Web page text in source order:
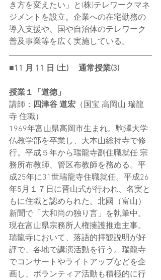
き方を変えたい」と(株)テレワークマネ
ジメントを設立。企業への在宅勤務の
導入支援や、国や自治体のテレワーク
普及事業等を広く実施している。
■11 ⽉ 11 ⽇ (⼟) 　通常授業(3)
授業１「道徳」
講師： 四津谷 道宏 （国宝 高岡山 瑞龍
寺 住職）
1969年富山県高岡市生まれ。駒澤大学
仏教学部を卒業し、大本山総持寺で修
行。平成５年から瑞龍寺副住職就任 宗
務所布教師、管区布教師を務める。平
成25年に31世瑞龍寺住職就任。平成26
年5月１７日に晋山式が行われ、名実と
もに住職と認められた。北國（富山）
新聞で「大和尚の独り言」を執筆中。
現在富山県宗務所人権擁護推進主事。
瑞龍寺において、落語的拝観説明が好
評で、各地で講演活動を行う。瑞龍寺
でコンサートやライトアップなどを企
画し、ボランティア活動も積極的に行